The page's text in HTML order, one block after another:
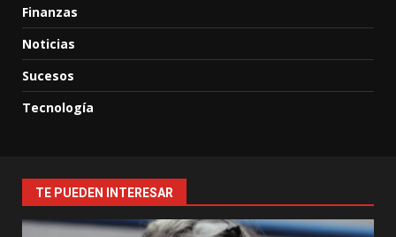
Finanzas
Noticias
Sucesos
Tecnología
TE PUEDEN INTERESAR